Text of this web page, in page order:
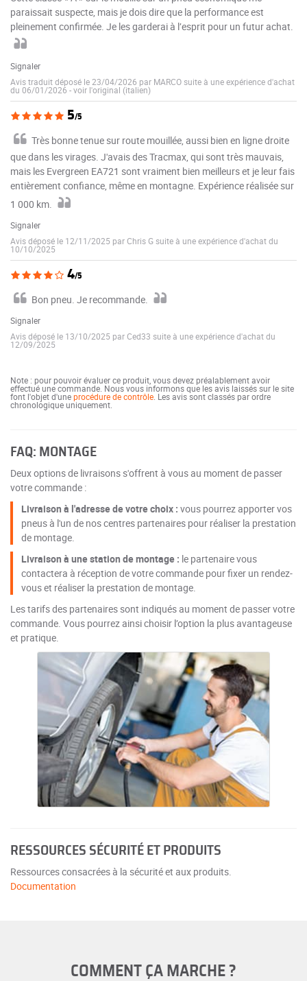
paraissait suspecte, mais je dois dire que la performance est
pleinement confirmée. Je les garderai à l’esprit pour un futur achat.
Signaler
Avis traduit déposé le 23/04/2026 par MARCO suite à une expérience d'achat
du 06/01/2026 -voir l'original (italien)
5/5
Très bonne tenue sur route mouillée, aussi bien en ligne droite
que dans les virages. J'avais des Tracmax, qui sont très mauvais,
mais les Evergreen EA721 sont vraiment bien meilleurs et je leur fais
entièrement confiance, même en montagne. Expérience réalisée sur
1 000 km.
Signaler
Avis déposé le 12/11/2025 par Chris G suite à une expérience d'achat du
10/10/2025
4/5
Bon pneu. Je recommande.
Signaler
Avis déposé le 13/10/2025 par Ced33 suite à une expérience d'achat du
12/09/2025
Note : pour pouvoir évaluer ce produit, vous devez préalablement avoir
effectué une commande. Nous vous informons que les avis laissés sur le site
font l'objet d'uneprocédure de contrôle . Les avis sont classés par ordre
chronologique uniquement.
FAQ: MONTAGE
Deux options de livraisons s'offrent à vous au moment de passer
votre commande :
Livraison à l'adresse de votre choix : vous pourrez apporter vos
pneus à l'un de nos centres partenaires pour réaliser la prestation
de montage.
Livraison à une station de montage : le partenaire vous
contactera à réception de votre commande pour fixer un rendez-
vous et réaliser la prestation de montage.
Les tarifs des partenaires sont indiqués au moment de passer votre
commande. Vous pourrez ainsi choisir l’option la plus avantageuse
et pratique.
RESSOURCES SÉCURITÉ ET PRODUITS
Ressources consacrées à la sécurité et aux produits.
Documentation
COMMENT ÇA MARCHE ?